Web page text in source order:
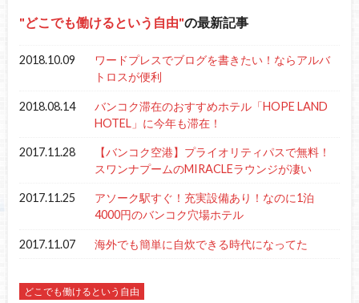
どこでも働けるという自由 の最新記事
2018.10.09
ワードプレスでブログを書きたい！ならアルバ
トロスが便利
2018.08.14
バンコク滞在のおすすめホテル「HOPE LAND
HOTEL」に今年も滞在！
2017.11.28
【バンコク空港】プライオリティパスで無料！
スワンナプームのMIRACLEラウンジが凄い
2017.11.25
アソーク駅すぐ！充実設備あり！なのに1泊
4000円のバンコク穴場ホテル
2017.11.07 海外でも簡単に自炊できる時代になってた
どこでも働けるという自由